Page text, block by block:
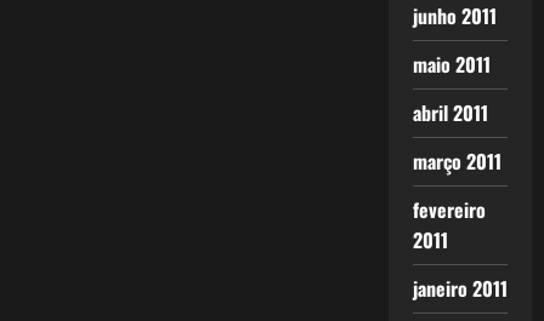
junho 2011
maio 2011
abril 2011
março 2011
fevereiro
2011
janeiro 2011